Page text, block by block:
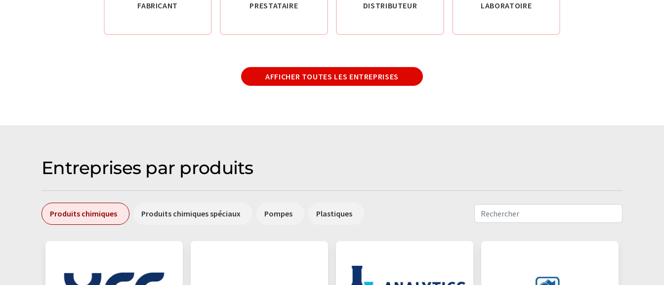
FABRICANT PRESTATAIRE DISTRIBUTEUR LABORATOIRE
AFFICHER TOUTES LES ENTREPRISES
Entreprises par produits
Produits chimiques Produits chimiques spéciaux Pompes Plastiques